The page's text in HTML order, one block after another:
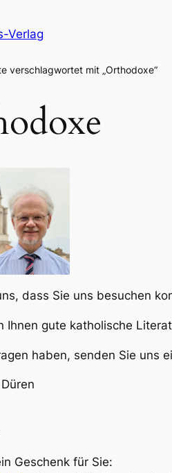
Verlag
verschlagwortet mit „Orthodoxe“
dass Sie uns besuchen
Ihnen gute katholische
haben, senden Sie uns
Geschenk für Sie: